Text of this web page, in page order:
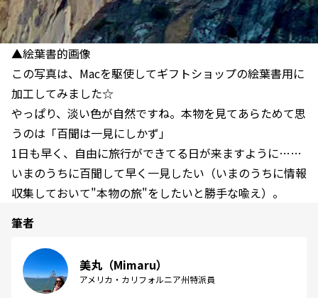
▲絵葉書的画像
この写真は、Macを駆使してギフトショップの絵葉書用に
加工してみました☆
やっぱり、淡い色が自然ですね。本物を見てあらためて思
うのは「百聞は一見にしかず」
1日も早く、自由に旅行ができてる日が来ますように……
いまのうちに百聞して早く一見したい（いまのうちに情報
収集しておいて"本物の旅"をしたいと勝手な喩え）。
筆者
美丸（Mimaru）
アメリカ・カリフォルニア州特派員